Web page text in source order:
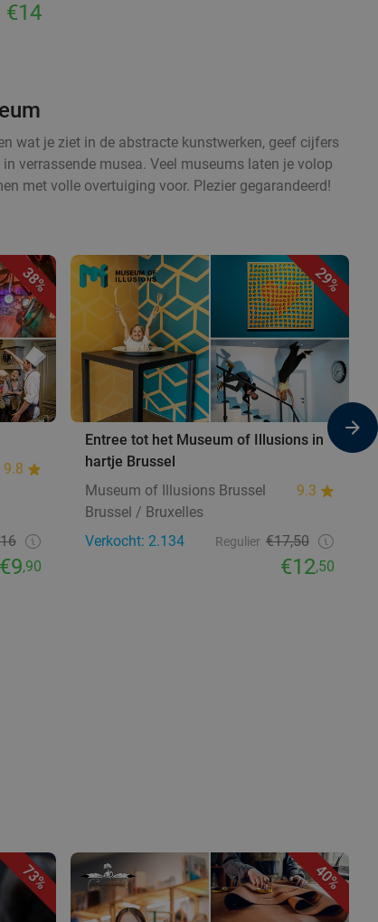
€14
wat je ziet in de abstracte kunstwerken, geef cijfers
verrassende musea. Veel museums laten je volop
met volle overtuiging voor. Plezier gegarandeerd!
38%
9.8
€9,90
29%
Entree tot het Museum of Illusions in
hartje Brussel
Museum of Illusions Brussel
9.3
Brussel / Bruxelles
Verkocht: 2.134
Regulier €17,50
€12,50
73% 40%